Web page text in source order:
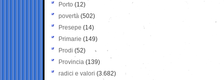
Porto (12)
povertà (502)
Presepe (14)
Primarie (149)
Prodi (52)
Provincia (139)
radici e valori (3.682)